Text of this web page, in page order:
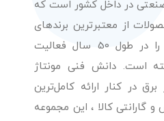
در داخل کشور است که
از معتبرترین برندهای
شناخته شده بین‌المللی را در طول 50 سال فعالیت
است. دانش فنی مونتاژ
برق در کنار ارائه کامل‌ترین
کالا ، این مجموعه